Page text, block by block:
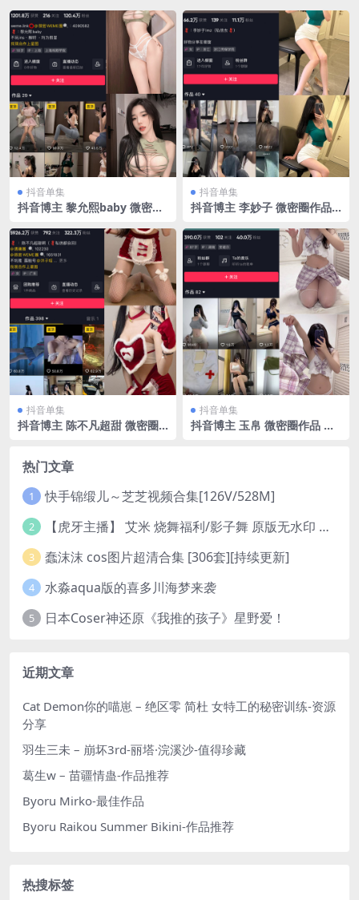
抖音单集
抖音博主 黎允熙baby 微密圈
抖音单集
抖音博主 李妙子 微密圈作品
抖音单集
抖音博主 陈不凡超甜 微密圈
抖音单集
抖音博主 玉帛 微密圈作品 N
热门文章
1 快手锦缎儿～芝芝视频合集[126V/528M]
2 【虎牙主播】 艾米 烧舞福利/影子舞 原版无水印 （1v/130m）
3 蠢沫沫 cos图片超清合集 [306套][持续更新]
4 水淼aqua版的喜多川海梦来袭
5 日本Coser神还原《我推的孩子》星野爱！
近期文章
Cat Demon你的喵崽 – 绝区零 简杜 女特工的秘密训练-资源
分享
羽生三未 – 崩坏3rd-丽塔·浣溪沙-值得珍藏
葛生w – 苗疆情蛊-作品推荐
Byoru Mirko-最佳作品
Byoru Raikou Summer Bikini-作品推荐
热搜标签